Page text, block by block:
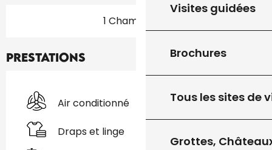
Visites guidées
Brochures
Tous les sites de
Grottes,
1 Chambre(s)
Prestations
Air conditionné
Draps et linge